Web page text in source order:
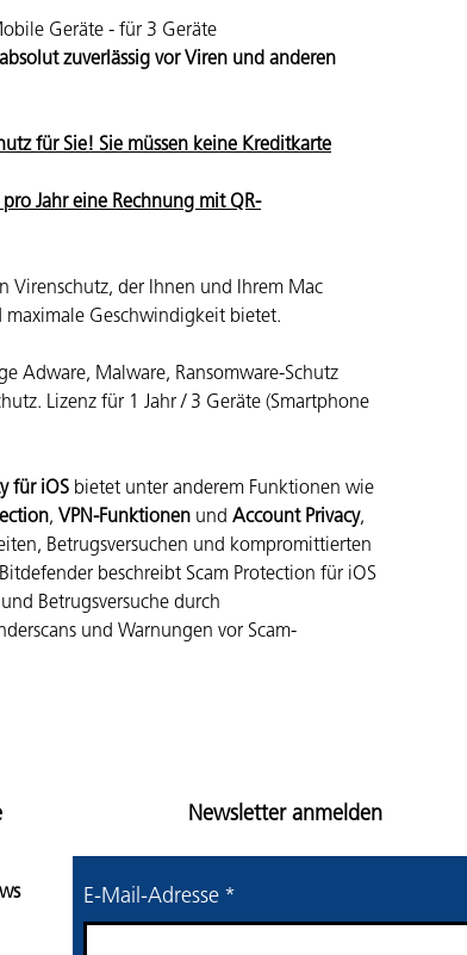
Geräte - für 3 Geräte
zuverlässig vor Viren und anderen
für Sie! Sie müssen keine Kreditkarte
Jahr eine Rechnung mit QR-
Virenschutz, der Ihnen und Ihrem Mac
maximale Geschwindigkeit bietet.
Adware, Malware, Ransomware-Schutz
Lizenz für 1 Jahr / 3 Geräte (Smartphone
für iOS bietet unter anderem Funktionen wie
, VPN-Funktionen und Account Privacy,
Betrugsversuchen und kompromittierten
beschreibt Scam Protection für iOS
Betrugsversuche durch
und Warnungen vor Scam-
Newsletter anmelden
E-Mail-Adresse *